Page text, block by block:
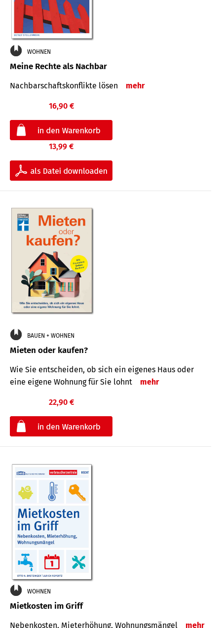
WOHNEN
Meine Rechte als Nachbar
Nach­bar­schafts­konflikte lösen mehr
16,90 €
13,99 €
BAUEN + WOHNEN
Mieten oder kaufen?
Wie Sie entscheiden, ob sich ein eigenes Haus oder
eine eigene Wohnung für Sie lohnt
mehr
22,90 €
WOHNEN
Mietkosten im Griff
Nebenkosten, Mieterhöhung, Wohnungsmängel mehr